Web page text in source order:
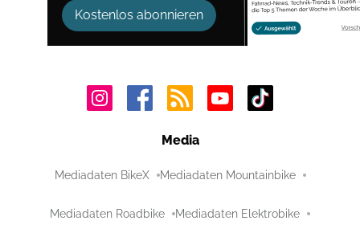
Kostenlos abonnieren
Media
Mediadaten BikeX Mediadaten Mountainbike
Mediadaten Roadbike Mediadaten Elektrobike